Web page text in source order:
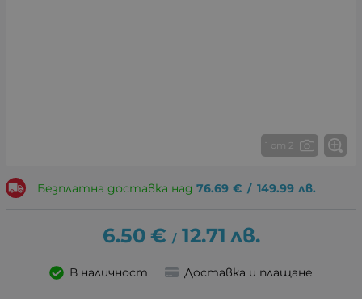
1 от 2
Безплатна доставка над 76.69 € / 149.99 лв.
6.50 € / 12.71 лв.
В наличност Доставка и плащане